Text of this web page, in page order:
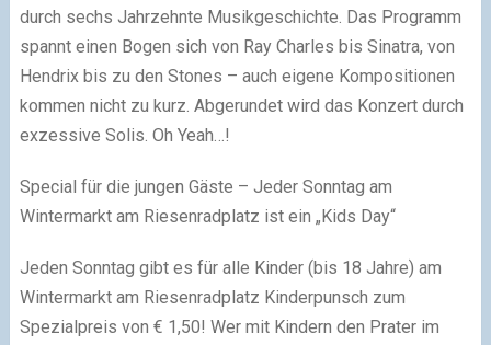
durch sechs Jahrzehnte Musikgeschichte. Das Programm
spannt einen Bogen sich von Ray Charles bis Sinatra, von
Hendrix bis zu den Stones – auch eigene Kompositionen
kommen nicht zu kurz. Abgerundet wird das Konzert durch
exzessive Solis. Oh Yeah…!
Special für die jungen Gäste – Jeder Sonntag am
Wintermarkt am Riesenradplatz ist ein „Kids Day“
Jeden Sonntag gibt es für alle Kinder (bis 18 Jahre) am
Wintermarkt am Riesenradplatz Kinderpunsch zum
Spezialpreis von € 1,50! Wer mit Kindern den Prater im